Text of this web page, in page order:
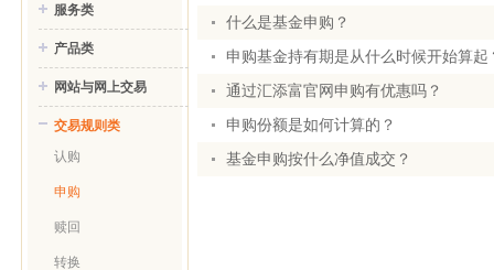
服务类
产品类
网站与网上交易
交易规则类
认购
申购
赎回
转换
什么是基金申购？
申购基金持有期是从什么时候开始算起
通过汇添富官网申购有优惠吗？
申购份额是如何计算的？
基金申购按什么净值成交？